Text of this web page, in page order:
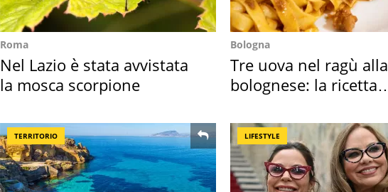
Roma
Nel Lazio è stata avvistata
la mosca scorpione
Bologna
Tre uova nel ragù alla
bolognese: la ricetta
TERRITORIO LIFESTYLE